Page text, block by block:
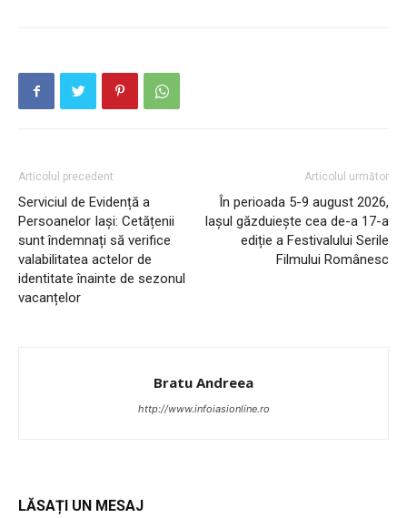
Articolul precedent
Serviciul de Evidență a
Persoanelor Iași: Cetățenii
sunt îndemnați să verifice
valabilitatea actelor de
identitate înainte de sezonul
vacanțelor
Articolul următor
În perioada 5-9 august 2026,
Iașul găzduiește cea de-a 17-a
ediție a Festivalului Serile
Filmului Românesc
Bratu Andreea
http://www.infoiasionline.ro
LĂSAȚI UN MESAJ